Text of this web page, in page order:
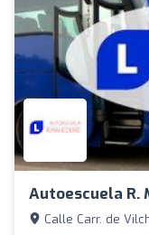
Autoescuela R.
Calle Carr. de